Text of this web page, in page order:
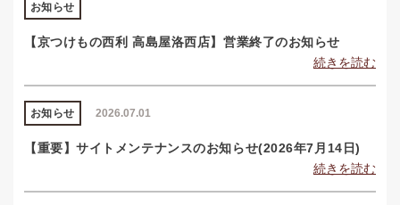
お知らせ
【京つけもの西利 高島屋洛西店】営業終了のお知らせ
続きを読む
2026.07.01
お知らせ
【重要】サイトメンテナンスのお知らせ(2026年7月14日)
続きを読む